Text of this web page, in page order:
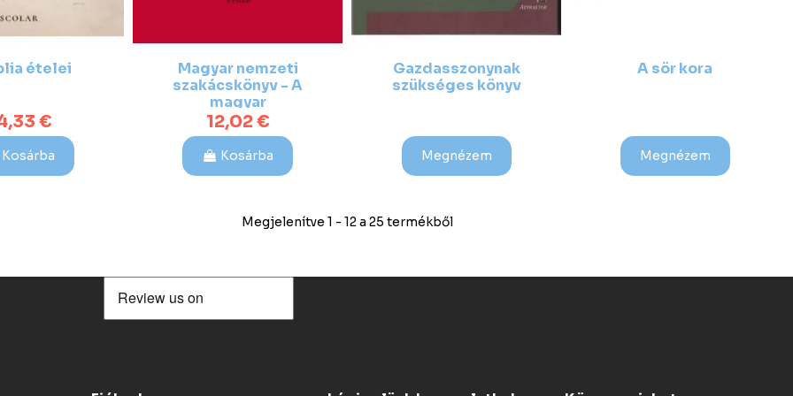
ételei
€
Kosárba
Magyar nemzeti
szakácskönyv - A
magyar
gazdaasszonyok
számára
12,02 €
Kosárba
Gazdasszonynak
szükséges könyv
Megnézem
A sör kora
Megnézem
Megjelenítve 1 - 12 a 25 termékből